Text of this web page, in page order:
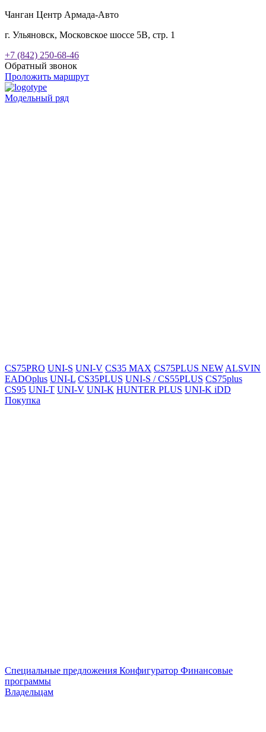
Чанган Центр Армада-Авто
г. Ульяновск, Московское шоссе 5В, стр. 1
+7 (842) 250-68-46
Обратный звонок
Проложить маршрут
Модельный ряд
CS75PRO UNI-S UNI-V CS35 MAX CS75PLUS NEW ALSVIN
EADOplus UNI-L CS35PLUS UNI-S / CS55PLUS CS75plus
CS95 UNI-T UNI-V UNI-K HUNTER PLUS UNI-K iDD
Покупка
Специальные предложения Конфигуратор Финансовые
программы
Владельцам